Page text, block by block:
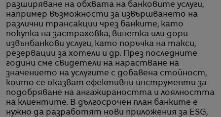
разширяване на обхвата на банковите услуги,
например възможности за извършването на
различни трансакции чрез банките, като
покупка на застраховка, винетка или дори
извънбанкови услуги, като поръчка на такси,
резервации за хотели и др. През последните
години сме свидетели на нарастване на
значението на услугите с добавена стойност,
които се оказват ефективни инструменти за
подобряване на ангажираността и лоялността
на клиентите. В дългосрочен план банките е
нужно да разработят нови приложения за ESG,